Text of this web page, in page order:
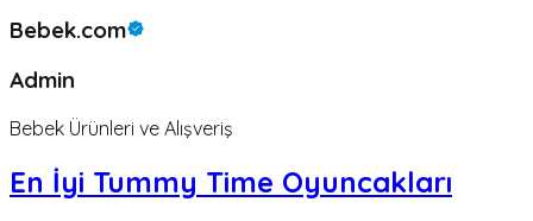
Bebek.com
Admin
Bebek Ürünleri ve Alışveriş
En İyi Tummy Time Oyuncakları